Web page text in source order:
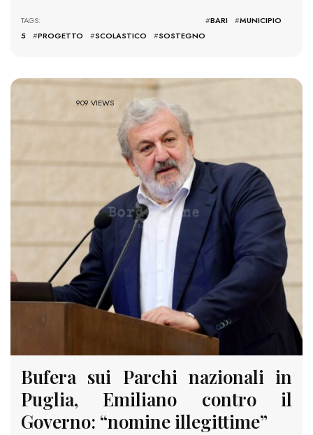
TAGS: #BARI #MUNICIPIO
5
#PROGETTO #SCOLASTICO #SOSTEGNO
909 VIEWS
Bufera sui Parchi nazionali in
Puglia, Emiliano contro il
Governo: “nomine illegittime”